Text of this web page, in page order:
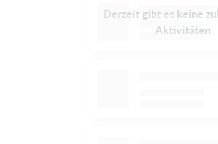
Derzeit gibt es keine
Aktivitäten